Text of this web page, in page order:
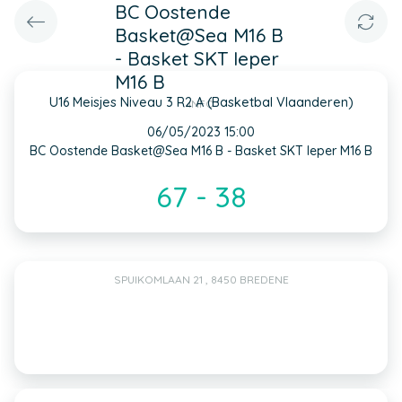
BC Oostende
Basket@Sea M16 B
- Basket SKT Ieper
M16 B
U16 Meisjes Niveau 3 R2 A (Basketbal Vlaanderen)
INFO
06/05/2023 15:00
BC Oostende Basket@Sea M16 B - Basket SKT Ieper M16 B
67 - 38
SPUIKOMLAAN 21 , 8450 BREDENE